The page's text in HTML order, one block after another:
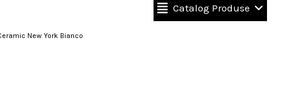
Catalog Produse
New York Bianco